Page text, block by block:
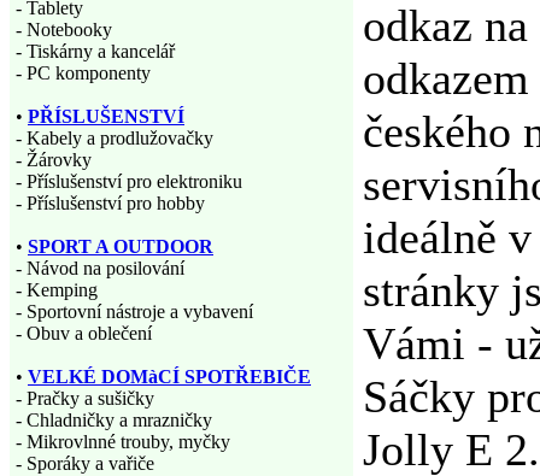
odkaz
českého
ideálně
stránky
Vámi -
Sáčky
Jolly E
- Tablety
- Notebooky
- Tiskárny a kancelář
- PC komponenty
• PŘÍSLUŠENSTVÍ
- Kabely a prodlužovačky
- Žárovky
- Příslušenství pro elektroniku
- Příslušenství pro hobby
• SPORT A OUTDOOR
- Návod na posilování
- Kemping
- Sportovní nástroje a vybavení
- Obuv a oblečení
• VELKÉ DOMàCÍ SPOTŘEBIČE
- Pračky a sušičky
- Chladničky a mrazničky
- Mikrovlnné trouby, myčky
- Sporáky a vařiče